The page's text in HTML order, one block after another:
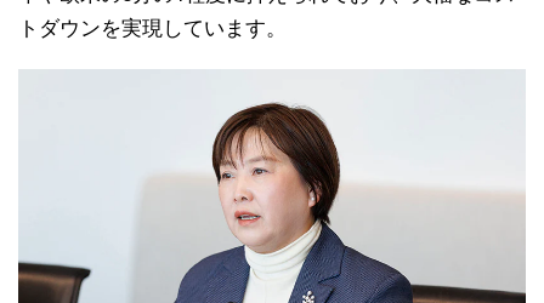
トダウンを実現しています。